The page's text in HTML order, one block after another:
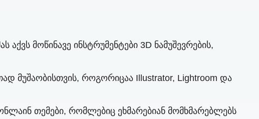
მოწინავე ინსტრუმენტები 3D ნამუშევრების,
მუშაობისთვის, როგორიცაა Illustrator, Lightroom და
თემები, რომლებიც ეხმარებიან მომხმარებლებს